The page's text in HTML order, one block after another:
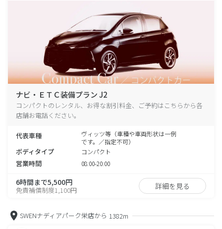
ナビ・ＥＴＣ装備プラン J2
コンパクトのレンタル、お得な割引料金、ご予約はこちらから各
店舗お電話ください。
代表車種
ヴィッツ等（車種や車両形状は一例
です。／指定不可）
ボディタイプ コンパクト
営業時間 08:00-20:00
6時間まで5,500円
免責補償制度1,100円 詳細を見る
SWENナディアパーク栄店から 1382m